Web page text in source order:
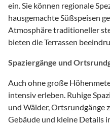
ein. Sie können regionale
hausgemachte Süßspeisen
Atmosphäre traditioneller
bieten die Terrassen
Spaziergänge und
Auch ohne große
intensiv erleben. Ruhige
und Wälder, Ortsrundgänge
Gebäude und kleine Details